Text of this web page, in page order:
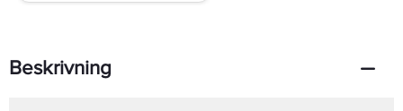
Beskrivning